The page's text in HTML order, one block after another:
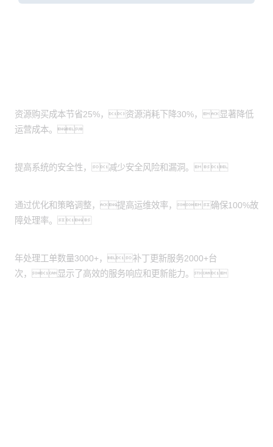
资源购买成本节省25%，资源消耗下降30%，显著降低
运营成本。
提高系统的安全性，减少安全风险和漏洞。
通过优化和策略调整，提高运维效率，确保100%故
障处理率。
年处理工单数量3000+，补丁更新服务2000+台
次，显示了高效的服务响应和更新能力。